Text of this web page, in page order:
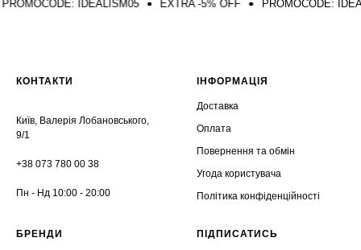
EXTRA -5% OFF PROMOCODE: IDEALISM05 EXTRA -
КОНТАКТИ
Київ, Валерія Лобановського,
9/1
+38 073 780 00 38
Пн - Нд 10:00 - 20:00
ІНФОРМАЦІЯ
Доставка
Оплата
Повернення та обмін
Угода користувача
Політика конфіденційності
БРЕНДИ ПІДПИСАТИСЬ